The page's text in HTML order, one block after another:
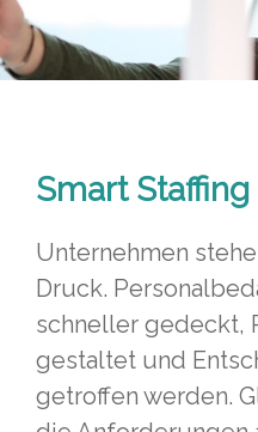
Smart
Unternehmen
Druck.
schneller gedeckt,
gestaltet und
getroffen werden.